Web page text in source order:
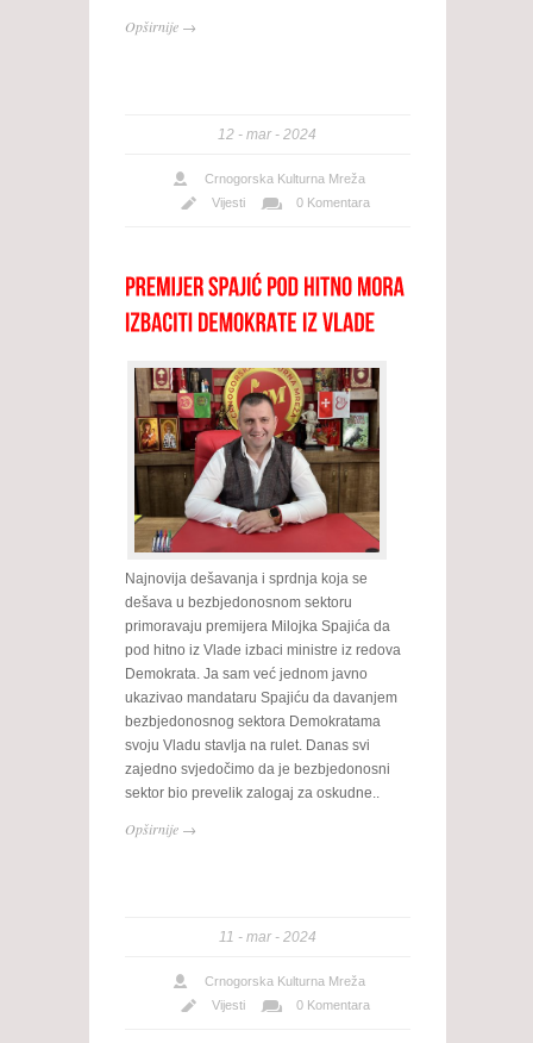
Opširnije →
12 mar 2024
Crnogorska Kulturna Mreža
Vijesti
0 Komentara
Najnovija dešavanja i sprdnja koja se
dešava u bezbjedonosnom sektoru
primoravaju premijera Milojka Spajića da
pod hitno iz Vlade izbaci ministre iz redova
Demokrata. Ja sam već jednom javno
ukazivao mandataru Spajiću da davanjem
bezbjedonosnog sektora Demokratama
svoju Vladu stavlja na rulet. Danas svi
zajedno svjedočimo da je bezbjedonosni
sektor bio prevelik zalogaj za oskudne..
Opširnije →
11 mar 2024
Crnogorska Kulturna Mreža
Vijesti
0 Komentara